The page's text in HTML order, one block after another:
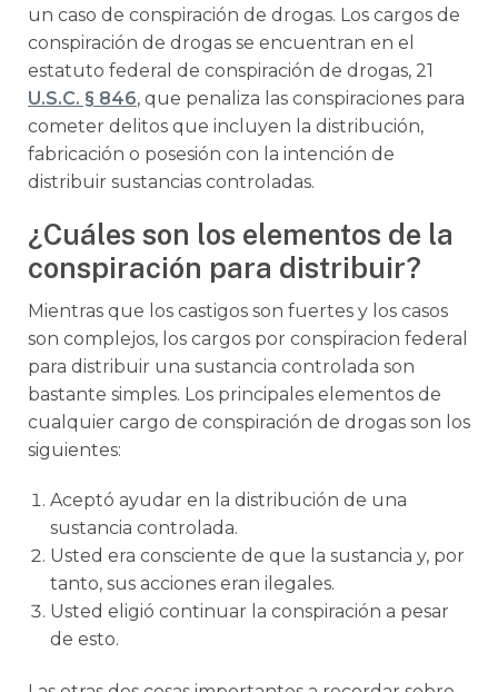
un caso de conspiración de drogas. Los cargos de
conspiración de drogas se encuentran en el
estatuto federal de conspiración de drogas, 21
U.S.C. § 846, que penaliza las conspiraciones para
cometer delitos que incluyen la distribución,
fabricación o posesión con la intención de
distribuir sustancias controladas.
¿Cuáles son los elementos de la
conspiración para distribuir?
Mientras que los castigos son fuertes y los casos
son complejos, los cargos por conspiracion federal
para distribuir una sustancia controlada son
bastante simples. Los principales elementos de
cualquier cargo de conspiración de drogas son los
siguientes:
Aceptó ayudar en la distribución de una
sustancia controlada.
Usted era consciente de que la sustancia y, por
tanto, sus acciones eran ilegales.
Usted eligió continuar la conspiración a pesar
de esto.